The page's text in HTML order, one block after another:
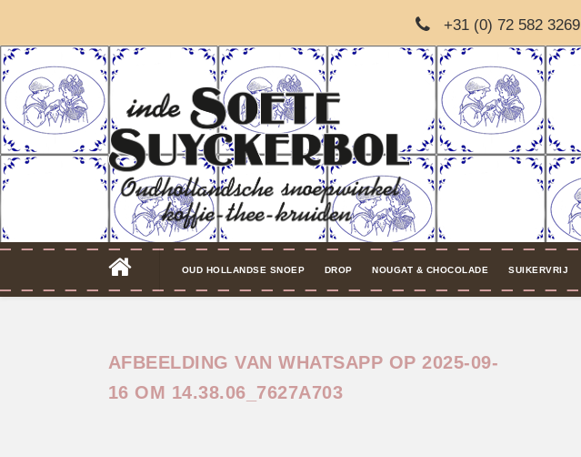
+31 (0) 72 582 3269
OUD HOLLANDSE SNOEP DROP NOUGAT & CHOCOLADE SUIKERVRIJ
AFBEELDING VAN WHATSAPP OP 2025-09-
16 OM 14.38.06_7627A703